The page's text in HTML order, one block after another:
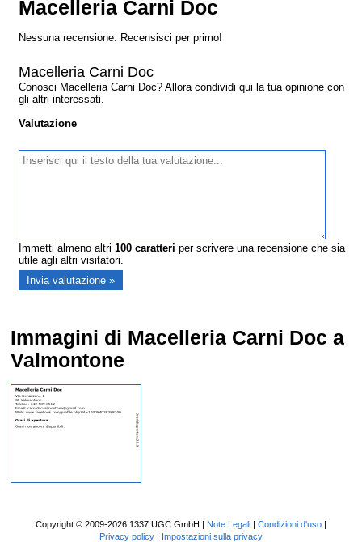
Macelleria Carni Doc
Nessuna recensione. Recensisci per primo!
Macelleria Carni Doc
Conosci Macelleria Carni Doc? Allora condividi qui la tua opinione con
gli altri interessati.
Valutazione
Immetti almeno altri100 caratteri per scrivere una recensione che sia
utile agli altri visitatori.
Immagini di Macelleria Carni Doc a
Valmontone
Copyright © 2009-2026 1337 UGC GmbH | Note Legali| Condizioni d'uso|
Privacy policy| Impostazioni sulla privacy